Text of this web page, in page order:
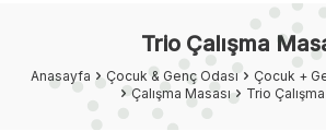
Trio Çalışma
Anasayfa Çocuk & Genç Odası
Çocuk +
Çalışma Masası
Trio